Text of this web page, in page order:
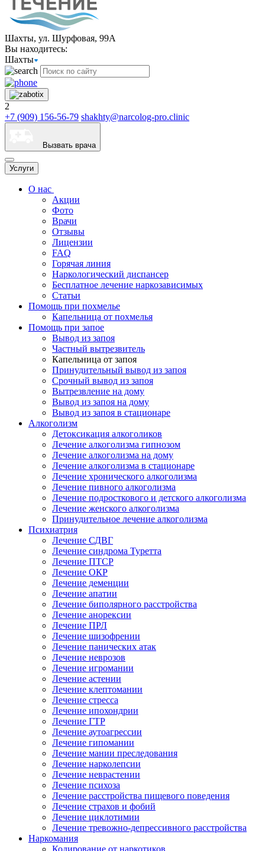
Шахты, ул. Шурфовая, 99А
Вы находитесь:
Шахты
2
+7 (909) 156-56-79 shakhty@narcolog-pro.clinic
Вызвать врача
Услуги
О нас
Акции
Фото
Врачи
Отзывы
Лицензии
FAQ
Горячая линия
Наркологический диспансер
Бесплатное лечение наркозависимых
Статьи
Помощь при похмелье
Капельница от похмелья
Помощь при запое
Вывод из запоя
Частный вытрезвитель
Капельница от запоя
Принудительный вывод из запоя
Срочный вывод из запоя
Вытрезвление на дому
Вывод из запоя на дому
Вывод из запоя в стационаре
Алкоголизм
Детоксикация алкоголиков
Лечение алкоголизма гипнозом
Лечение алкоголизма на дому
Лечение алкоголизма в стационаре
Лечение хронического алкоголизма
Лечение пивного алкоголизма
Лечение подросткового и детского алкоголизма
Лечение женского алкоголизма
Принудительное лечение алкоголизма
Психиатрия
Лечение СДВГ
Лечение синдрома Туретта
Лечение ПТСР
Лечение ОКР
Лечение деменции
Лечение апатии
Лечение биполярного расстройства
Лечение анорексии
Лечение ПРЛ
Лечение шизофрении
Лечение панических атак
Лечение неврозов
Лечение игромании
Лечение астении
Лечение клептомании
Лечение стресса
Лечение ипохондрии
Лечение ГТР
Лечение аутоагрессии
Лечение гипомании
Лечение мании преследования
Лечение нарколепсии
Лечение неврастении
Лечение психоза
Лечение расстройства пищевого поведения
Лечение страхов и фобий
Лечение циклотимии
Лечение тревожно-депрессивного расстройства
Наркомания
Кодирование от наркотиков